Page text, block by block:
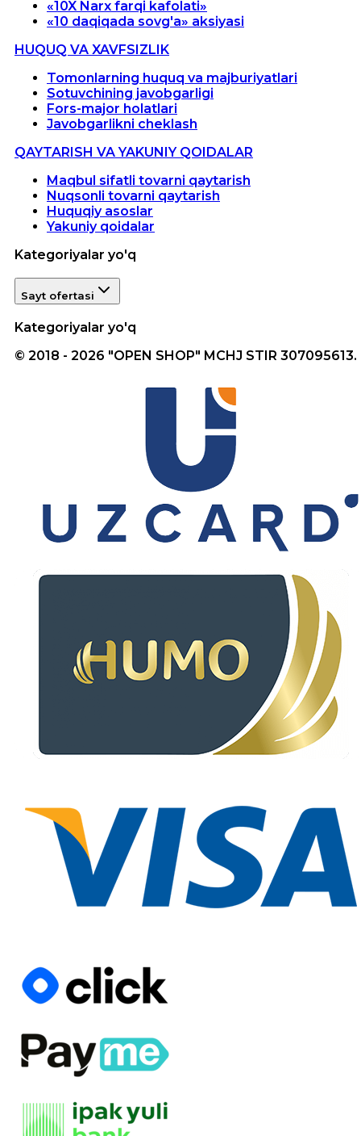
«10X Narx farqi kafolati»
«10 daqiqada sovg'a» aksiyasi
HUQUQ VA XAVFSIZLIK
Tomonlarning huquq va majburiyatlari
Sotuvchining javobgarligi
Fors-major holatlari
Javobgarlikni cheklash
QAYTARISH VA YAKUNIY QOIDALAR
Maqbul sifatli tovarni qaytarish
Nuqsonli tovarni qaytarish
Huquqiy asoslar
Yakuniy qoidalar
Kategoriyalar yo'q
Sayt ofertasi
Kategoriyalar yo'q
© 2018 - 2026 "OPEN SHOP" MCHJ STIR 307095613.